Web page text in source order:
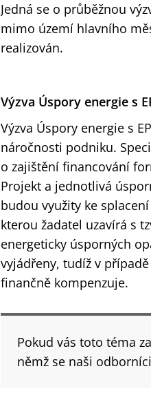
Jedná se o průběžnou
mimo území hlavního
realizován.
Výzva Úspory energie s
Výzva Úspory energie s
náročnosti podniku.
o zajištění financování
Projekt a jednotlivá
budou využity ke
kterou žadatel uzavírá s
energeticky úsporných
vyjádřeny, tudíž v
finančně kompenzuje.
Pokud vás toto téma
němž se naši